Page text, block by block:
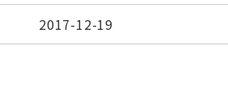
2017-12-19